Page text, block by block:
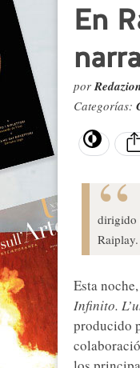
En
por
Categorías:
dirigido
Raiplay.
Esta
Infinito.
producido